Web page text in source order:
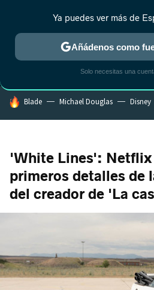
MENÚ
ESTRENOS REALITY
HOY SE HABLA DE
Blade Michael Douglas Disney
'White Lines': Netflix
primeros detalles de
del creador de 'La
Ya puedes ver más de
Añádenos como
Solo necesitas una